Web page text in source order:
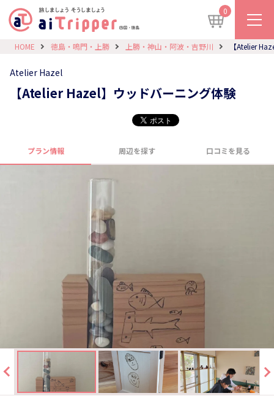
0
HOME 徳島・鳴門・上勝 上勝・神山・阿波・吉野川 【Atelier
Atelier Hazel
【Atelier Hazel】ウッドバーニング体験
プラン情報 周辺を探す 口コミを見る